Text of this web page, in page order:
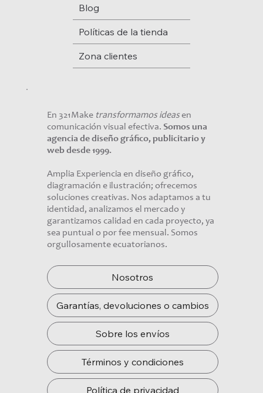
Blog
Políticas de la tienda
Zona clientes
En 321Make transformamos ideasen
comunicación visual efectiva. Somos una
agencia de diseño gráfico, publicitario y
web desde 1999.
Amplia Experiencia en diseño gráfico,
diagramación e ilustración; ofrecemos
soluciones creativas. Nos adaptamos a tu
identidad, analizamos el mercado y
garantizamos calidad en cada proyecto, ya
sea puntual o por fee mensual. Somos
orgullosamente ecuatorianos.
Nosotros
Garantías, devoluciones o cambios
Sobre los envíos
Términos y condiciones
Política de privacidad